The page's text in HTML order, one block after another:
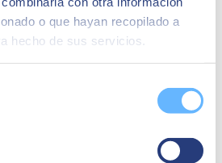
o que hayan recopilado a
hecho de sus servicios.
Business One es disponer de
los procesos de la compañía”